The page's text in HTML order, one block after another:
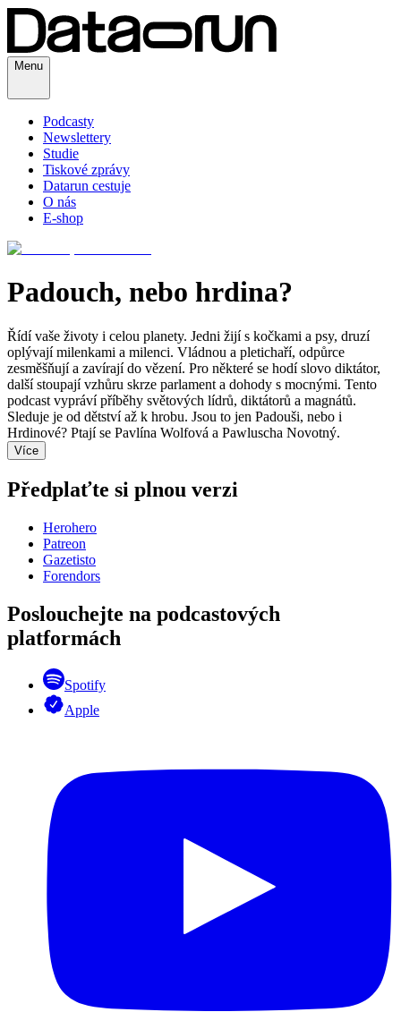
Menu
Podcasty
Newslettery
Studie
Tiskové zprávy
Datarun cestuje
O nás
E-shop
Padouch, nebo hrdina?
Řídí vaše životy i celou planety. Jedni žijí s kočkami a psy, druzí
oplývají milenkami a milenci. Vládnou a pletichaří, odpůrce
zesměšňují a zavírají do vězení. Pro některé se hodí slovo diktátor,
další stoupají vzhůru skrze parlament a dohody s mocnými. Tento
podcast vypráví příběhy světových lídrů, diktátorů a magnátů.
Sleduje je od dětství až k hrobu. Jsou to jen Padouši, nebo i
Hrdinové? Ptají se Pavlína Wolfová a Pawluscha Novotný.
Více
Předplaťte si plnou verzi
Herohero
Patreon
Gazetisto
Forendors
Poslouchejte na podcastových
platformách
Spotify
Apple